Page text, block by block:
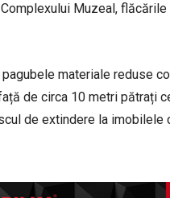
Muzeal,
materiale reduse
de circa 10 metri pătrați
de extindere la